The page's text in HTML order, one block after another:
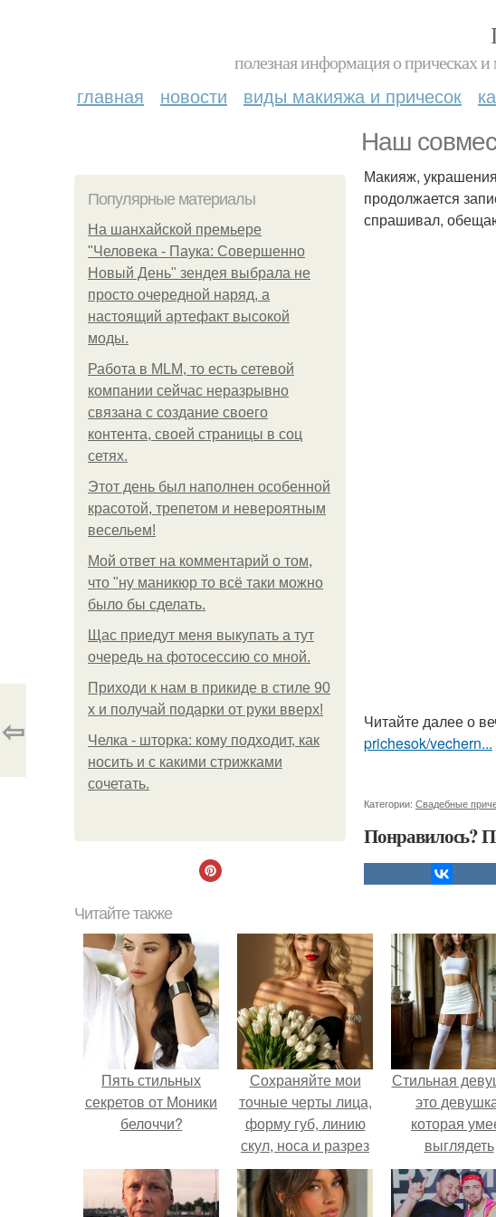
полезная информация о прическах
главная новости виды макияжа и причесок
Наш
Популярные материалы
На шанхайской премьере
"Человека - Паука: Совершенно
Новый День" зендея выбрала не
просто очередной наряд, а
настоящий артефакт высокой
моды.
Работа в MLM, то есть сетевой
компании сейчас неразрывно
связана с создание своего
контента, своей страницы в соц
сетях.
Этот день был наполнен особенной
красотой, трепетом и невероятным
весельем!
Мой ответ на комментарий о том,
что "ну маникюр то всё таки можно
было бы сделать.
Щас приедут меня выкупать а тут
очередь на фотосессию со мной.
Приходи к нам в прикиде в стиле 90
х и получай подарки от руки вверх!
Челка - шторка: кому подходит, как
носить и с какими стрижками
сочетать.
Макияж,
продолжается
спрашивал,
Читайте далее о
prichesok/vechern...
Категории: Свадебные
Понравилось?
⇦
Читайте также
Пять стильных
секретов от Моники
белоччи?
Сохраняйте мои
точные черты лица,
форму губ, линию
скул, носа и разрез
глаз.
Стильная
это
которая
выглядеть
элегантно в
ситуации.